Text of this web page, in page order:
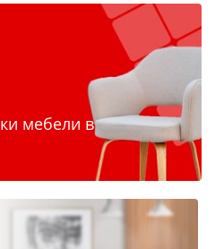
мебели в